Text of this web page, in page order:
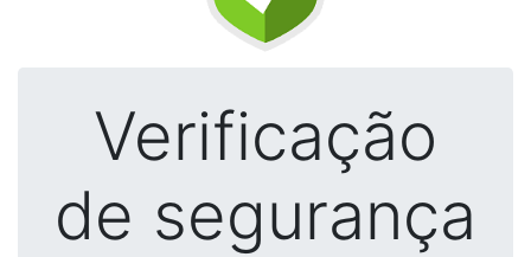
Verificação
de segurança